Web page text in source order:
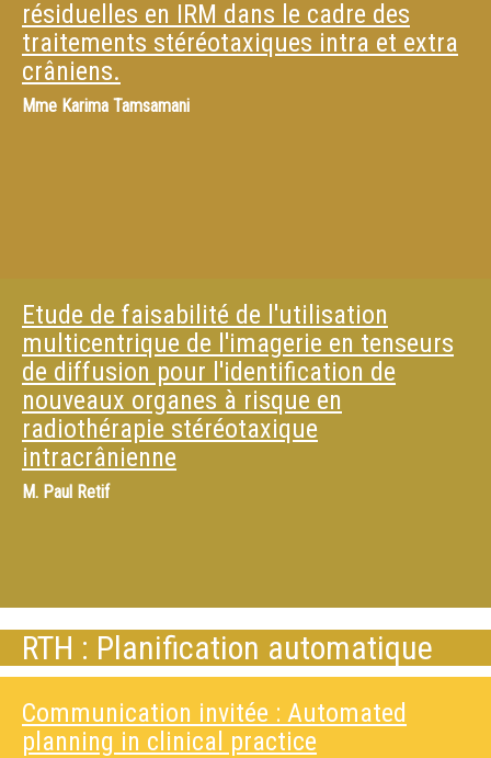
résiduelles en IRM dans le cadre des
traitements stéréotaxiques intra et extra
crâniens.
Mme Karima Tamsamani
Etude de faisabilité de l'utilisation
multicentrique de l'imagerie en tenseurs
de diffusion pour l'identification de
nouveaux organes à risque en
radiothérapie stéréotaxique
intracrânienne
M. Paul Retif
RTH : Planification automatique
Communication invitée : Automated
planning in clinical practice